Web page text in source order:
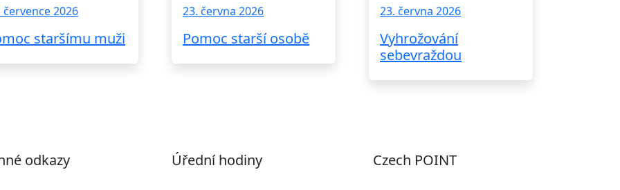
července 2026
staršímu muži
23. června 2026
Pomoc starší osobě
23. června 2026
Vyhrožování
sebevraždou
odkazy Úřední hodiny Czech POINT